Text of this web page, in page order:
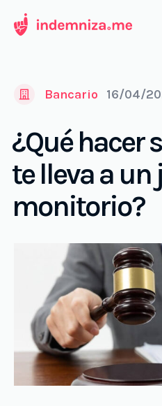
Bancario 16/04/
¿Qué hacer
te lleva a
monitorio?